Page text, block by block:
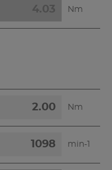
Nm
Nm
min-1